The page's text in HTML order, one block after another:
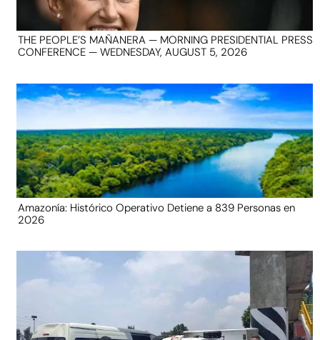
THE PEOPLE’S MAÑANERA — MORNING PRESIDENTIAL PRESS
CONFERENCE — WEDNESDAY, AUGUST 5, 2026
Amazonía: Histórico Operativo Detiene a 839 Personas en
2026